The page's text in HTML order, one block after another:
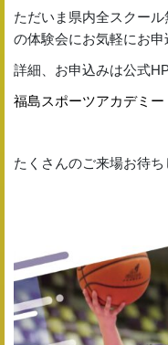
ただいま県内全スクー
の体験会にお気軽にお申
詳細、お申込みは公式
福島スポーツアカデミ
たくさんのご来場お待ち